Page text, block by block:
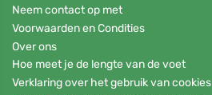
Neem contact op met
Voorwaarden en Condities
Over ons
Hoe meet je de lengte van de voet
Verklaring over het gebruik van cookies